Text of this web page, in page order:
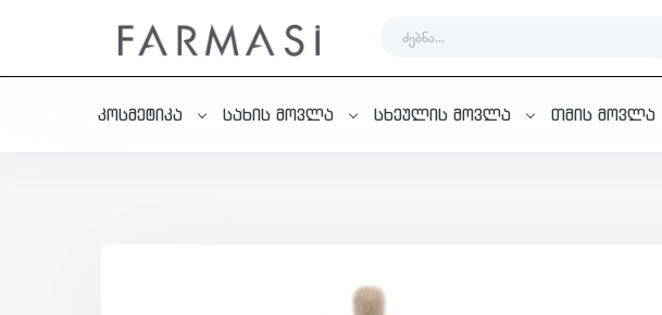
კოსმეტიკა სახის მოვლა სხეულის მოვლა თმის მოვლა